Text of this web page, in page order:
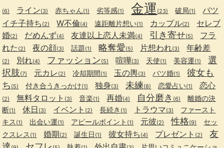
(6) ライン(3) 赤ちゃん(1) 劣等感(1) 金運 (23) 破局(1)
バツ
イチ子持ち (2) W不倫(4) 遠距離片想い(1) カップル(2)
セレブ
婚(2) だめんず(4) 友達以上恋人未満(4) 引き寄せ(5)
フラ
れた (2) 夜の顔(3) 話題(1) 略奪愛(5) 片想われ(3) 年齢差
(2) 別れ(4) ファッション(5) 喧嘩(3) 天使(1) 美容運(1)
選
択肢(7) 元カレ (2) 冷却期間(1) 玉の輿(3) バツ婚(1)
彼女も
ち (5) 付き合うきっかけ(1) 独身(3) 未練(8) 恋愛占い(1) 恋心
(2) 無料タロット (3) 音楽(1) 再婚(4) 自分磨き (6)
離婚の決
断(1) 休日 (3) イベント (2) 長続き (1) トラウマ(3)
ファースト
キス (1) 出会い運(1) アピールポイント (1) 元彼(2) 性格(9)
セッ
クスレス (1) 婚期(2) 誕生日 (1) 彼女持ち (4) プレゼント (2)
友